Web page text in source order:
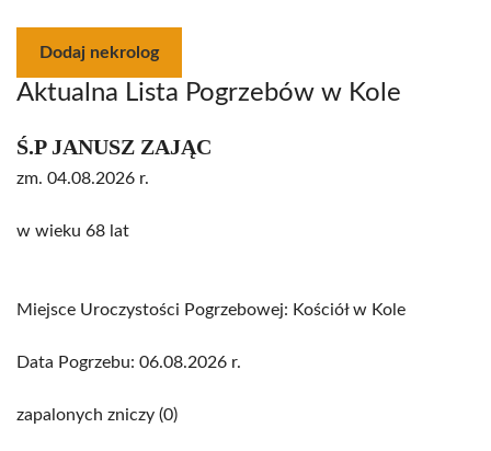
Dodaj nekrolog
Aktualna Lista Pogrzebów w Kole
Ś.P JANUSZ ZAJĄC
zm. 04.08.2026 r.
w wieku 68 lat
Miejsce Uroczystości Pogrzebowej: Kościół w Kole
Data Pogrzebu: 06.08.2026 r.
zapalonych zniczy (0)